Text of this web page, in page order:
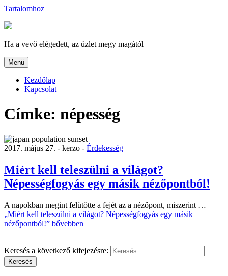
Tartalomhoz
Ha a vevő elégedett, az üzlet megy magától
Menü
Kezdőlap
Kapcsolat
Címke: népesség
2017. május 27. - kerzo - Érdekesség
Miért kell teleszülni a világot?
Népességfogyás egy másik nézőpontból!
A napokban megint felütötte a fejét az a nézőpont, miszerint …
„Miért kell teleszülni a világot? Népességfogyás egy másik
nézőpontból!” bővebben
Keresés a következő kifejezésre:
Keresés